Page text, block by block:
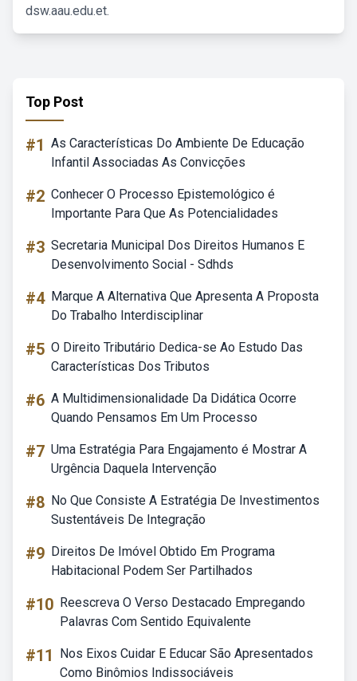
dsw.aau.edu.et.
Top Post
#1 As Características Do Ambiente De Educação
Infantil Associadas As Convicções
#2 Conhecer O Processo Epistemológico é
Importante Para Que As Potencialidades
#3 Secretaria Municipal Dos Direitos Humanos E
Desenvolvimento Social - Sdhds
#4 Marque A Alternativa Que Apresenta A Proposta
Do Trabalho Interdisciplinar
#5 O Direito Tributário Dedica-se Ao Estudo Das
Características Dos Tributos
#6 A Multidimensionalidade Da Didática Ocorre
Quando Pensamos Em Um Processo
#7 Uma Estratégia Para Engajamento é Mostrar A
Urgência Daquela Intervenção
#8 No Que Consiste A Estratégia De Investimentos
Sustentáveis De Integração
#9 Direitos De Imóvel Obtido Em Programa
Habitacional Podem Ser Partilhados
#10 Reescreva O Verso Destacado Empregando
Palavras Com Sentido Equivalente
#11
Nos Eixos Cuidar E Educar São Apresentados
Como Binômios Indissociáveis